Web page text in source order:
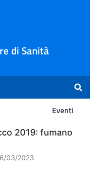
di Sanità
Eventi
2019: fumano
03/2023